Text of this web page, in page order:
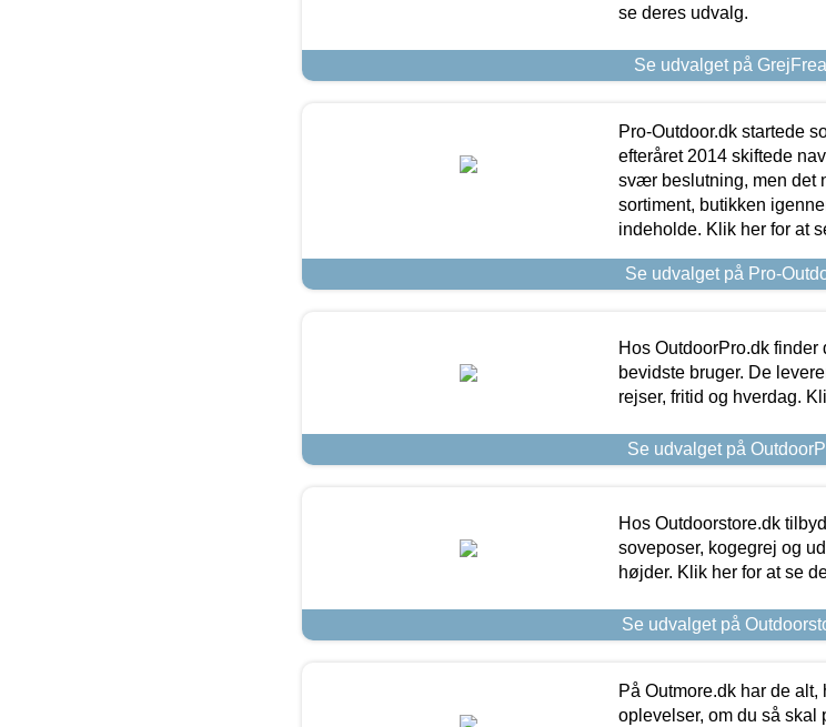
se deres udvalg.
Se udvalget på
Pro-Outdoor.dk startede
efteråret 2014 skiftede
svær beslutning, men det
sortiment, butikken
indeholde. Klik her for at
Se udvalget på Pro-
Hos OutdoorPro.dk
bevidste bruger. De
rejser, fritid og hverdag.
Se udvalget på
Hos Outdoorstore.dk
soveposer, kogegrej og
højder. Klik her for at se
Se udvalget på
På Outmore.dk har de
oplevelser, om du så skal